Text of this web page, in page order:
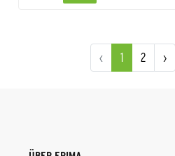
‹ 1 2 ›